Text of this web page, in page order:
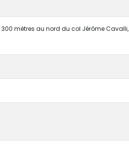
300 mètres au nord du col Jérôme Cavalli,